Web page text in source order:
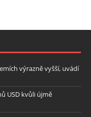
výrazně vyšší, uvádí
USD kvůli újmě